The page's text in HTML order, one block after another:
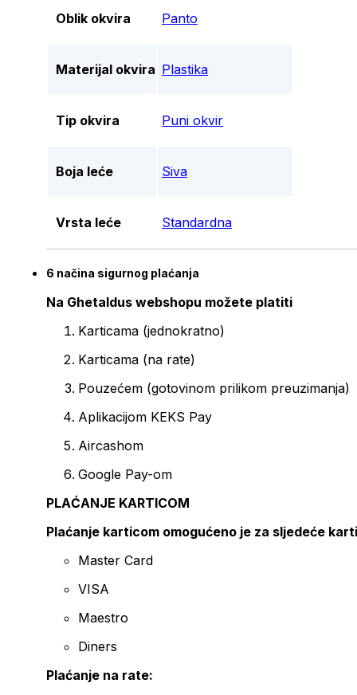
Oblik okvira Panto
Materijal okvira Plastika
Tip okvira Puni okvir
Boja leće Siva
Vrsta leće Standardna
6 načina sigurnog plaćanja
Na Ghetaldus webshopu možete platiti
Karticama (jednokratno)
Karticama (na rate)
Pouzećem (gotovinom prilikom preuzimanja)
Aplikacijom KEKS Pay
Aircashom
Google Pay-om
PLAĆANJE KARTICOM
Plaćanje karticom omogućeno je za sljedeće
Master Card
VISA
Maestro
Diners
Plaćanje na rate: